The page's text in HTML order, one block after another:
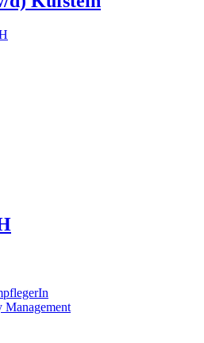
Management